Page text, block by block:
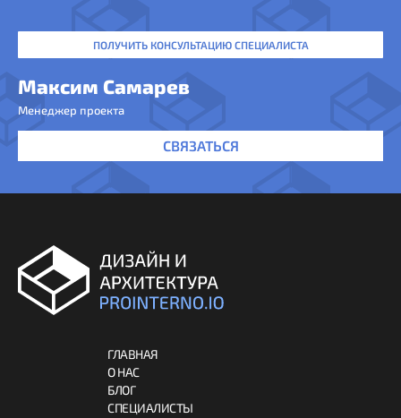
ПОЛУЧИТЬ КОНСУЛЬТАЦИЮ СПЕЦИАЛИСТА
Максим Самарев
Менеджер проекта
СВЯЗАТЬСЯ
ГЛАВНАЯ
О НАС
БЛОГ
СПЕЦИАЛИСТЫ